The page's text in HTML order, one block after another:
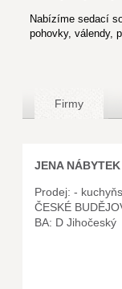
Nabízíme sedací
pohovky, válendy,
Firmy
JENA
Prodej: -
ČESKÉ
BA: D Jihočeský